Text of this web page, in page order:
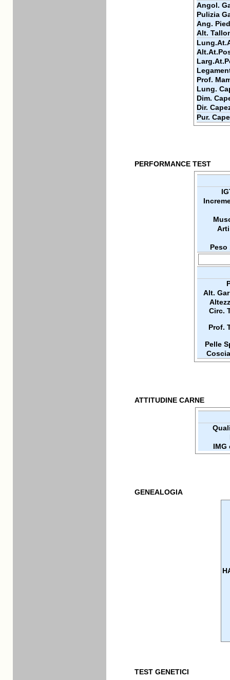
Angol.
Pulizia
Ang.
Alt.
Prof.
Lung.
Dim.
Dir.
Pur.
PERFORMANCE TEST
Peso
Alt.
Circ.
Prof.
Pelle
ATTITUDINE CARNE
IMG
GENEALOGIA
TEST GENETICI